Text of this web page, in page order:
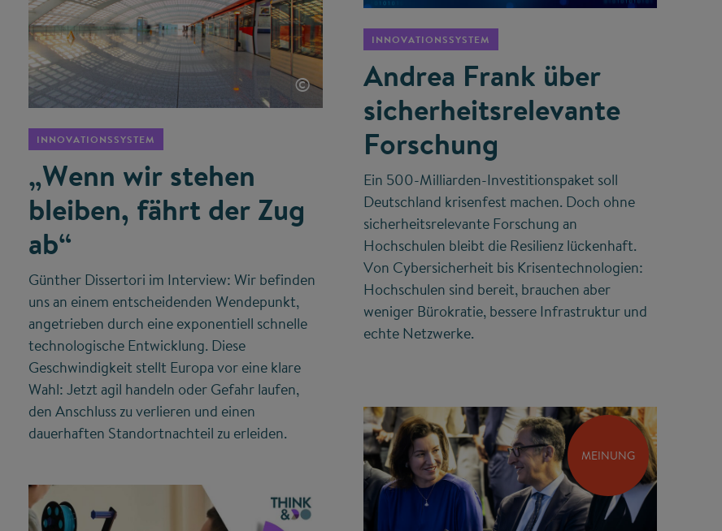
©
INNOVATIONSSYSTEM
„Wenn wir stehen
bleiben, fährt der Zug
ab“
Günther Dissertori im Interview: Wir befinden
uns an einem entscheidenden Wendepunkt,
angetrieben durch eine exponentiell schnelle
technologische Entwicklung. Diese
Geschwindigkeit stellt Europa vor eine klare
Wahl: Jetzt agil handeln oder Gefahr laufen,
den Anschluss zu verlieren und einen
dauerhaften Standortnachteil zu erleiden.
INNOVATIONSSYSTEM
Andrea Frank über
sicherheits­relevante
Forschung
Ein 500-Milliarden-Investitionspaket soll
Deutschland krisenfest machen. Doch ohne
sicherheitsrelevante Forschung an
Hochschulen bleibt die Resilienz lückenhaft.
Von Cybersicherheit bis Krisentechnologien:
Hochschulen sind bereit, brauchen aber
weniger Bürokratie, bessere Infrastruktur und
echte Netzwerke.
MEINUNG